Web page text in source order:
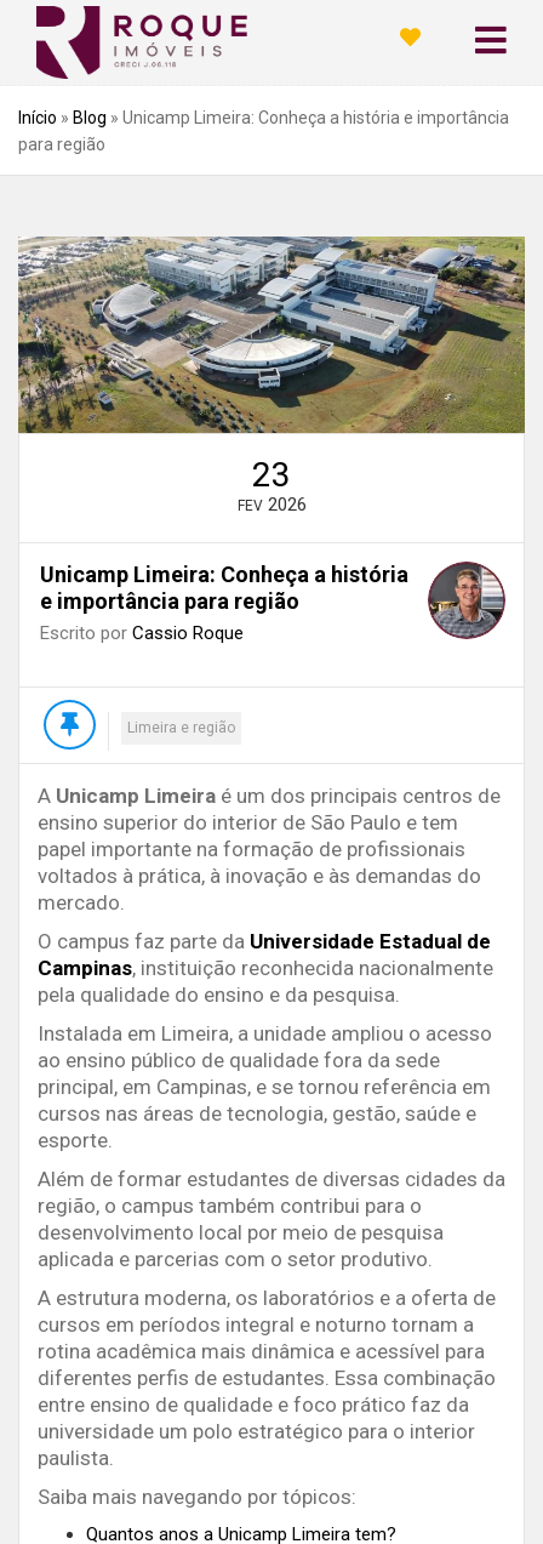
Início » Blog » Unicamp Limeira: Conheça a história e importância
para região
23
FEV 2026
Unicamp Limeira: Conheça a história
e importância para região
Escrito por Cassio Roque
Limeira e região
A Unicamp Limeira é um dos principais centros de
ensino superior do interior de São Paulo e tem
papel importante na formação de profissionais
voltados à prática, à inovação e às demandas do
mercado.
O campus faz parte da Universidade Estadual de
Campinas, instituição reconhecida nacionalmente
pela qualidade do ensino e da pesquisa.
Instalada em Limeira, a unidade ampliou o acesso
ao ensino público de qualidade fora da sede
principal, em Campinas, e se tornou referência em
cursos nas áreas de tecnologia, gestão, saúde e
esporte.
Além de formar estudantes de diversas cidades da
região, o campus também contribui para o
desenvolvimento local por meio de pesquisa
aplicada e parcerias com o setor produtivo.
A estrutura moderna, os laboratórios e a oferta de
cursos em períodos integral e noturno tornam a
rotina acadêmica mais dinâmica e acessível para
diferentes perfis de estudantes. Essa combinação
entre ensino de qualidade e foco prático faz da
universidade um polo estratégico para o interior
paulista.
Saiba mais navegando por tópicos:
Quantos anos a Unicamp Limeira tem?